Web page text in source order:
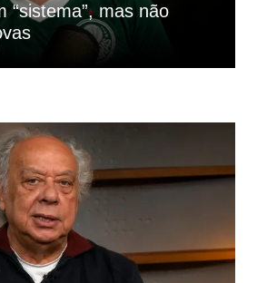
“sistema”, mas não